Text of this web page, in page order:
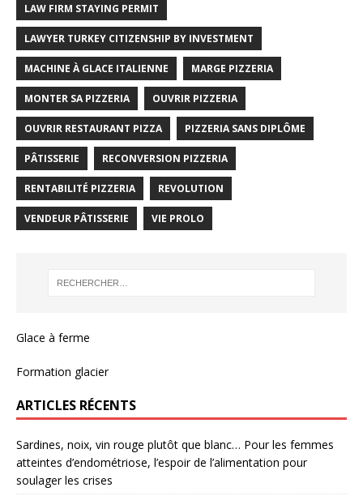
LAW FIRM STAYING PERMIT
LAWYER TURKEY CITIZENSHIP BY INVESTMENT
MACHINE À GLACE ITALIENNE MARGE PIZZERIA
MONTER SA PIZZERIA OUVRIR PIZZERIA
OUVRIR RESTAURANT PIZZA PIZZERIA SANS DIPLÔME
PÂTISSERIE RECONVERSION PIZZERIA
RENTABILITÉ PIZZERIA REVOLUTION
VENDEUR PÂTISSERIE VIE PROLO
Glace à ferme
Formation glacier
ARTICLES RÉCENTS
Sardines, noix, vin rouge plutôt que blanc… Pour les femmes
atteintes d’endométriose, l’espoir de l’alimentation pour
soulager les crises